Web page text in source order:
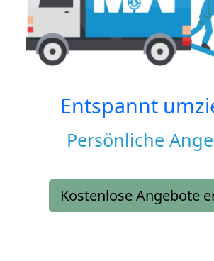
Entspannt
Persönliche
Kostenlose Angebote